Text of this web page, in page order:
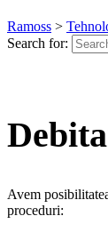
Ramoss >
Search for:
Avem
proceduri: